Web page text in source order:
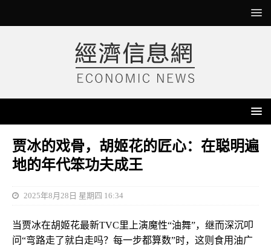
贾冰的戏骨，胡姬花的匠心：在聪明遍
地的年代笨功夫成王
2025年8月28日 星期四 16:34
当贾冰在胡姬花最新TVC里上演魔性“油舞”，继而深沉叩
问“弯路走了就白走吗？每一步都算数”时，这则食用油广